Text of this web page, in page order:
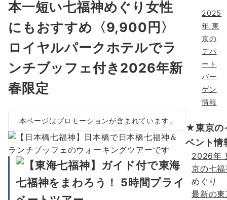
本一短い七福神めぐり女性
にもおすすめ〈9,900円〉
ロイヤルパークホテルでラ
ンチブッフェ付き2026年新
春限定
本ページはプロモーションが含まれています。
2025
年 東
京の
デパ
ート
バー
ゲン
情報
★東京の
ベント情
2026年
京の七
めぐり
最新の